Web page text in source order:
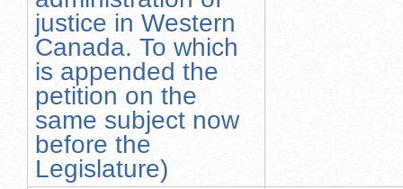
justice in Western
Canada. To which
is appended the
petition on the
same subject now
before the
Legislature)